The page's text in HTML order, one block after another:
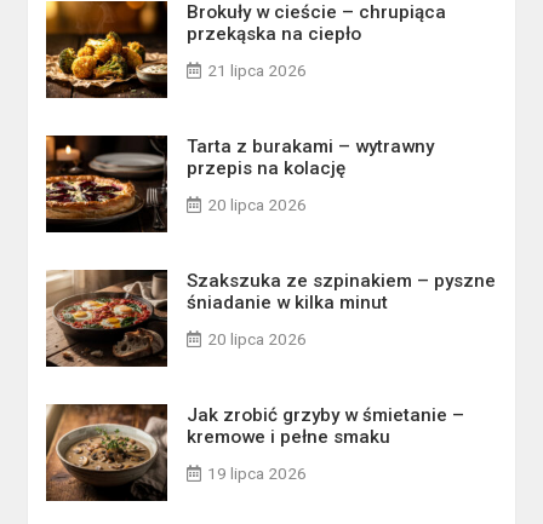
Brokuły w cieście – chrupiąca
przekąska na ciepło
21 lipca 2026
Tarta z burakami – wytrawny
przepis na kolację
20 lipca 2026
Szakszuka ze szpinakiem – pyszne
śniadanie w kilka minut
20 lipca 2026
Jak zrobić grzyby w śmietanie –
kremowe i pełne smaku
19 lipca 2026